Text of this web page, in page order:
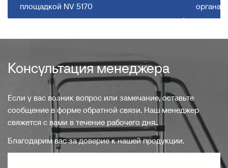
площадкой NV 5170
Консультация менеджера
Если у вас возник вопрос или замечание, оставьте
сообщение в форме обратной связи. Наш менеджер
свяжется с вами в течение рабочего дня..
Благодарим вас за доверие к нашей продукции.